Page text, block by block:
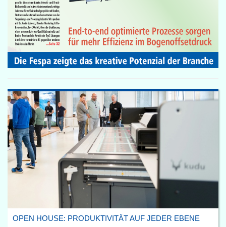
OPEN HOUSE: PRODUKTIVITÄT AUF JEDER EBENE